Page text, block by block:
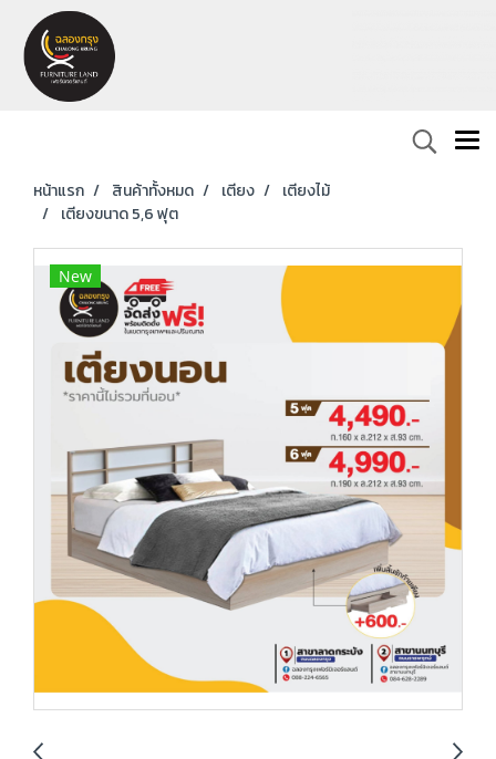
หน้าแรก สินค้าทั้งหมด เตียง
เตียงไม้
เตียงขนาด 5,6 ฟุต
New